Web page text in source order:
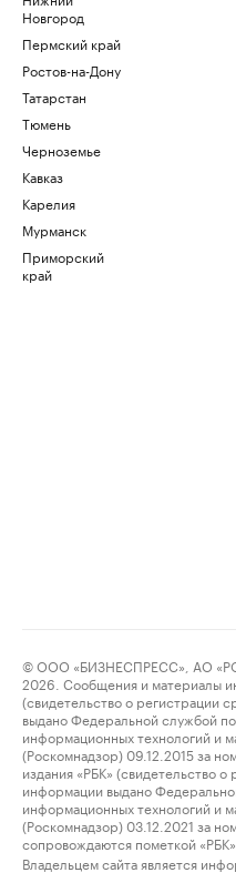
Новгород
Пермский край
Ростов-на-Дону
Татарстан
Тюмень
Черноземье
Кавказ
Карелия
Мурманск
Приморский
край
© ООО «БИЗНЕСПРЕСС», АО
2026. Сообщения и материалы
(свидетельство о регистрации
выдано Федеральной службой
информационных технологий и
(Роскомнадзор) 09.12.2015 за
издания «РБК» (свидетельство
информации выдано
информационных технологий и
(Роскомнадзор) 03.12.2021 за
сопровождаются пометкой «РБК».
Владельцем сайта является